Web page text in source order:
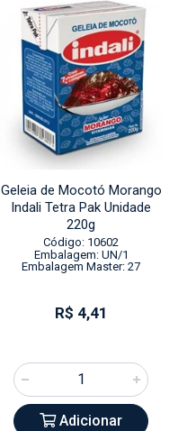
Geleia de Mocotó Morango
Indali Tetra Pak Unidade
220g
Código: 10602
Embalagem: UN/1
Embalagem Master: 27
R$ 4,41
Adicionar